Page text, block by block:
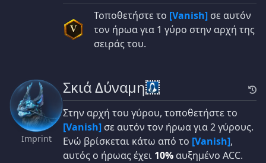
V
Τοποθετήστε το [Vanish] σε αυτόν
τον ήρωα για 1 γύρο στην αρχή της
σειράς του.
Imprint
Σκιά Δύναμη
Στην αρχή του γύρου, τοποθετήστε το
[Vanish] σε αυτόν τον ήρωα για 2 γύρους.
Ενώ βρίσκεται κάτω από το [Vanish],
αυτός ο ήρωας έχει 10% αυξημένο ACC.